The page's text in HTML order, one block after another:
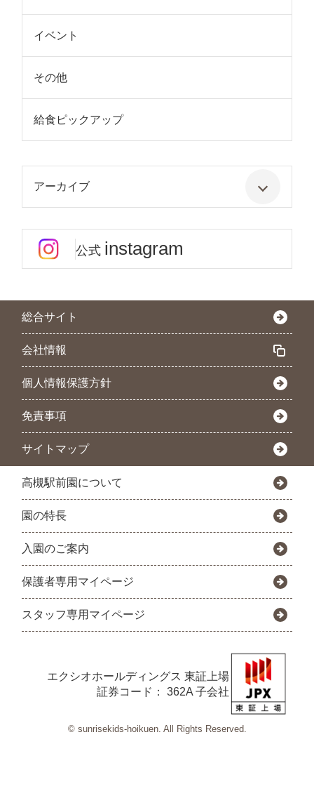
イベント
その他
給食ピックアップ
アーカイブ
公式 instagram
総合サイト
会社情報
個人情報保護方針
免責事項
サイトマップ
高槻駅前園について
園の特長
入園のご案内
保護者専用マイページ
スタッフ専用マイページ
エクシオホールディングス 東証上場
証券コード： 362A 子会社
© sunrisekids-hoikuen. All Rights Reserved.